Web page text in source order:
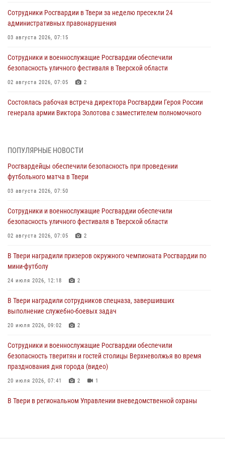
Сотрудники Росгвардии в Твери за неделю пресекли 24
административных правонарушения
03 августа 2026, 07:15
Сотрудники и военнослужащие Росгвардии обеспечили
безопасность уличного фестиваля в Тверской области
02 августа 2026, 07:05 2
Состоялась рабочая встреча директора Росгвардии Героя России
генерала армии Виктора Золотова с заместителем полномочного
31 июля 2026, 05:42 4
Росгвардейцы в Твери приняли участие в молебне, посвященном
Дню Крещения Руси
28 июля 2026, 11:30
Сотрудники вневедомственной охраны совершили 250 выездов и
пресекли 20 правонарушений за неделю в Тверской области
27 июля 2026, 08:29
В Твери наградили призеров окружного чемпионата Росгвардии по
мини-футболу
24 июля 2026, 12:18 2
Росгвардейцы оказали помощь водителю на дороге в городе Кашин
22 июля 2026, 08:35
ПОПУЛЯРНЫЕ НОВОСТИ
Росгвардейцы обеспечили безопасность при проведении
футбольного матча в Твери
03 августа 2026, 07:50
Сотрудники и военнослужащие Росгвардии обеспечили
безопасность уличного фестиваля в Тверской области
02 августа 2026, 07:05 2
В Твери наградили призеров окружного чемпионата Росгвардии по
мини-футболу
24 июля 2026, 12:18 2
В Твери наградили сотрудников спецназа, завершивших
выполнение служебно-боевых задач
20 июля 2026, 09:02 2
Сотрудники и военнослужащие Росгвардии обеспечили
безопасность тверитян и гостей столицы Верхневолжья во время
празднования дня города (видео)
20 июля 2026, 07:41 2 1
В Твери в региональном Управлении вневедомственной охраны